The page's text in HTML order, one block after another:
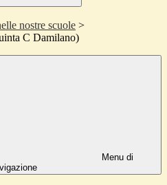
nostre scuole >
C Damilano)
Menu di